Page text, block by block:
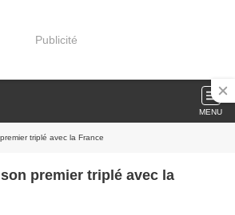
Publicité
MENU
triplé avec la France
premier triplé avec la